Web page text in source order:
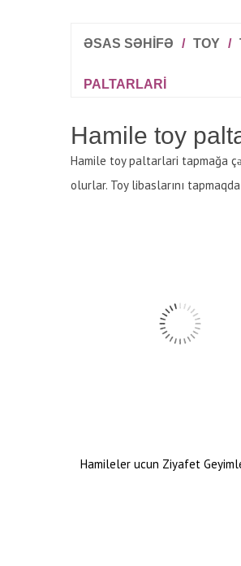
ƏSAS SƏHİFƏ / TOY /
PALTARLARI
Hamile toy
Hamile toy paltarlari tapmağa
olurlar. Toy libaslarını
Hamileler ucun Ziyafet